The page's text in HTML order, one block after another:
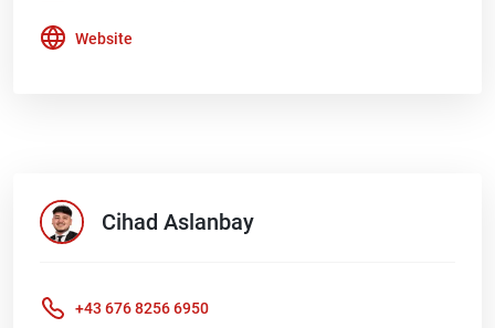
Website
Cihad Aslanbay
+43 676 8256 6950